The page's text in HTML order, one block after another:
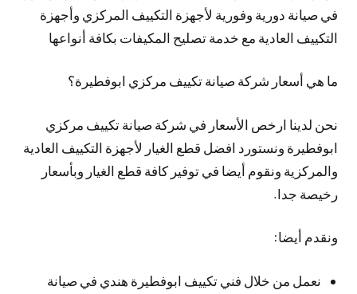
في صيانة دورية وفورية لأجهزة التكييف المركزي وأجهزة
التكييف العادية مع خدمة تصليح المكيفات بكافة أنواعها
ما هي أسعار شركة صيانة تكييف مركزي ابوفطيرة؟
نحن لدينا ارخص الأسعار في شركة صيانة تكييف مركزي
ابوفطيرة ونستورد افضل قطع الغيار لأجهزة التكييف العادية
والمركزية ونقوم أيضا في توفير كافة قطع الغيار وبأسعار
رخيصة جدا.
ونقدم أيضا:
نعمل من خلال فني تكييف ابوفطيرة هندي في صيانة